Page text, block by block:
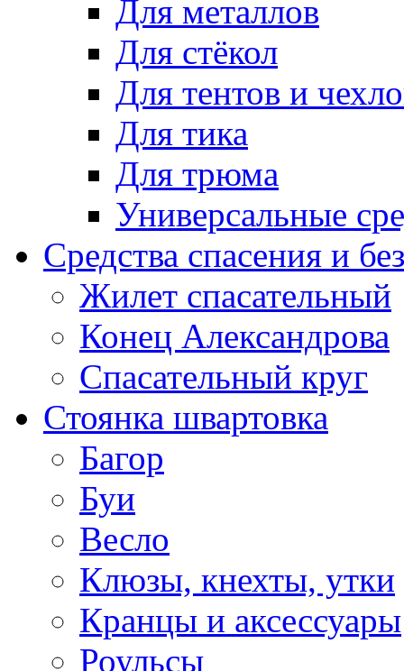
Для металлов
Для стёкол
Для тентов и
Для тика
Для трюма
Универсальные
Средства спасения и
Жилет спасательный
Конец Александрова
Спасательный круг
Стоянка швартовка
Багор
Буи
Весло
Клюзы, кнехты, утки
Кранцы и аксессуары
Роульсы